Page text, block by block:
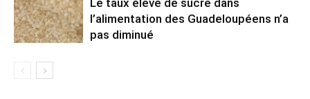
l’alimentation des Guadeloupéens n’a
pas diminué